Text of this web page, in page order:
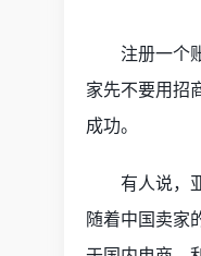
注册一个
家先不要用招
成功。
有人说，
随着中国卖家